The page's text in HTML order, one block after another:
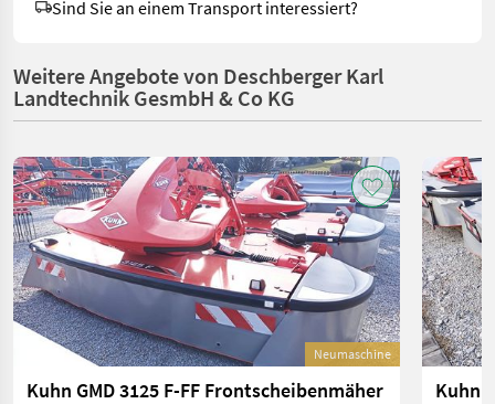
Sind Sie an einem Transport interessiert?
Weitere Angebote von Deschberger Karl
Landtechnik GesmbH & Co KG
Neumaschine
Kuhn GMD 3125 F-FF Frontscheibenmäher